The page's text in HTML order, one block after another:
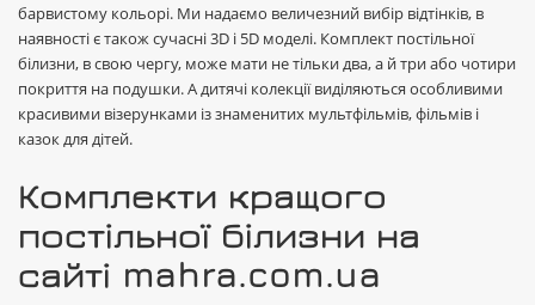
барвистому кольорі. Ми надаємо величезний вибір відтінків, в
наявності є також сучасні 3D і 5D моделі. Комплект постільної
білизни, в свою чергу, може мати не тільки два, а й три або чотири
покриття на подушки. А дитячі колекції виділяються особливими
красивими візерунками із знаменитих мультфільмів, фільмів і
казок для дітей.
Комплекти кращого
постільної білизни на
сайті mahra.com.ua